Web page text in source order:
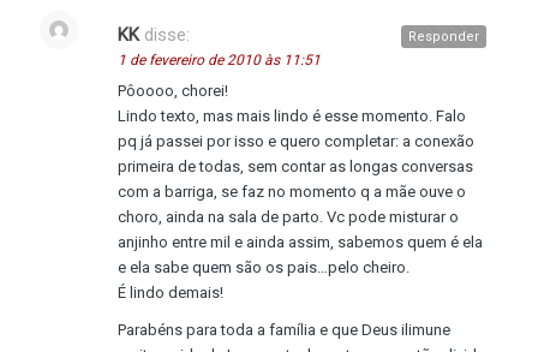
KK disse:
1 de fevereiro de 2010 às 11:51
Pôoooo, chorei!
Lindo texto, mas mais lindo é esse momento. Falo
pq já passei por isso e quero completar: a conexão
primeira de todas, sem contar as longas conversas
com a barriga, se faz no momento q a mãe ouve o
choro, ainda na sala de parto. Vc pode misturar o
anjinho entre mil e ainda assim, sabemos quem é ela
e ela sabe quem são os pais…pelo cheiro.
É lindo demais!
Parabéns para toda a família e que Deus ilimune
Responder